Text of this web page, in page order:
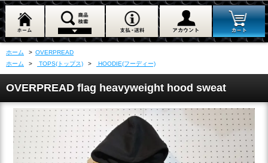
ホーム > OVERPREAD
ホーム
> TOPS(トップス) > HOODIE(フーディー)
OVERPREAD flag heavyweight hood sweat